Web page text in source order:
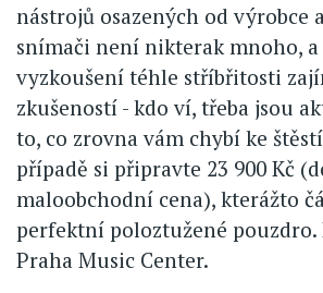
nástrojů osazených od výrobce
snímači není nikterak mnoho,
vyzkoušení téhle stříbřitosti
zkušeností - kdo ví, třeba jsou
to, co zrovna vám chybí ke
případě si připravte 23 900 Kč
maloobchodní cena), kterážto
perfektní poloztužené
Praha Music Center.